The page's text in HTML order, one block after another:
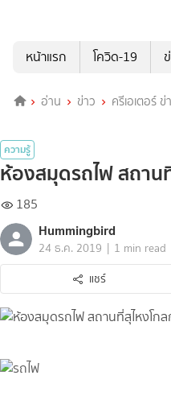
หน้าแรก
โควิด-19
อ่าน ข่าว ครีเอเตอร์ ข่
ความรู้
ห้องสมุดรถไฟ สถาน
185
Hummingbird
24 ธ.ค. 2019 | 1 min read
แชร์